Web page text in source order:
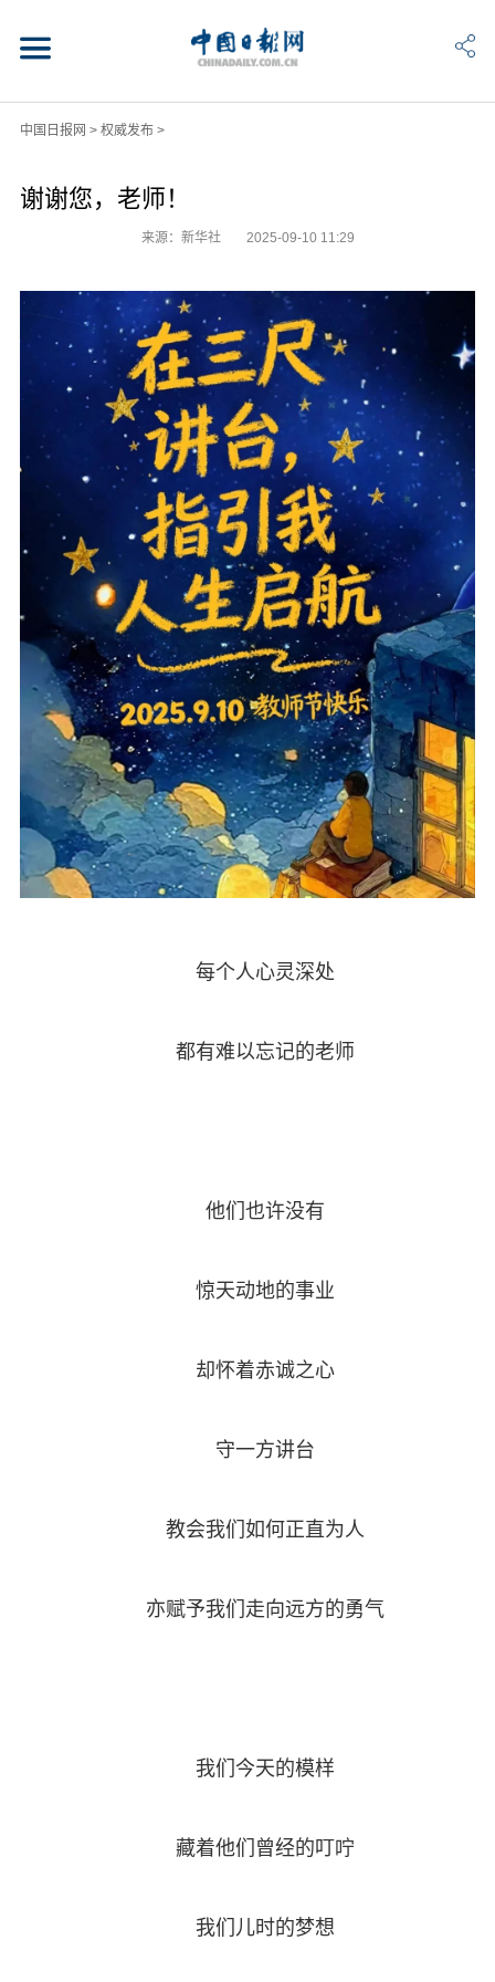
中国日报网 > 权威发布>
谢谢您，老师！
来源：新华社 2025-09-10 11:29
每个人心灵深处
都有难以忘记的老师
他们也许没有
惊天动地的事业
却怀着赤诚之心
守一方讲台
教会我们如何正直为人
亦赋予我们走向远方的勇气
我们今天的模样
藏着他们曾经的叮咛
我们儿时的梦想